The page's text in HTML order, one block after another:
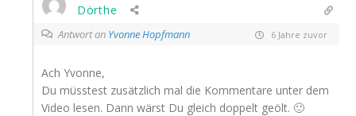
Dörthe
Antwort an Yvonne Hopfmann 6 Jahre zuvor
Ach Yvonne,
Du müsstest zusätzlich mal die Kommentare unter dem
Video lesen. Dann wärst Du gleich doppelt geölt. 🙂